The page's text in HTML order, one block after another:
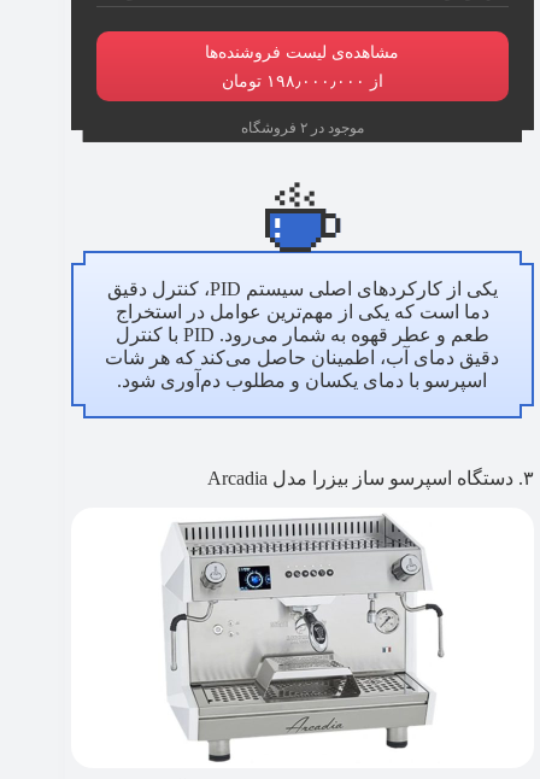
مشاهده‌ی لیست فروشنده‌ها
از ۱۹۸٫۰۰۰٫۰۰۰ تومان
موجود در ۲ فروشگاه
یکی از کارکردهای اصلی سیستم PID، کنترل دقیق
دما است که یکی از مهم‌ترین عوامل در استخراج
طعم و عطر قهوه به شمار می‌رود. PID با کنترل
دقیق دمای آب، اطمینان حاصل می‌کند که هر شات
اسپرسو با دمای یکسان و مطلوب دم‌آوری شود.
۳. دستگاه اسپرسو ساز بیزرا مدل Arcadia